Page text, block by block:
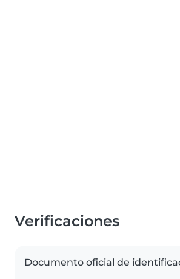
Verificaciones
Documento oficial de